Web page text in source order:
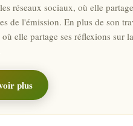
réseaux sociaux, où elle
de l'émission. En plus de son
elle partage ses réflexions sur
plus